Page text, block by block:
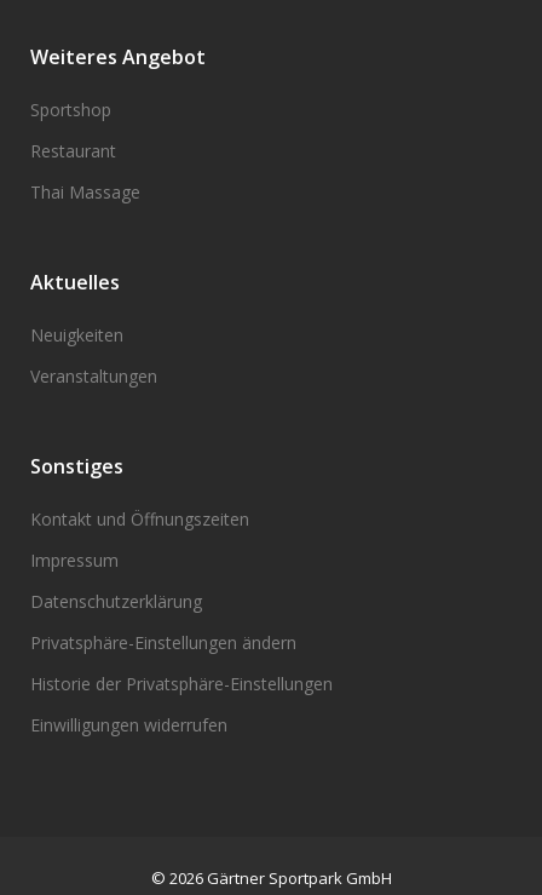
Weiteres Angebot
Sportshop
Restaurant
Thai Massage
Aktuelles
Neuigkeiten
Veranstaltungen
Sonstiges
Kontakt und Öffnungszeiten
Impressum
Datenschutzerklärung
Privatsphäre-Einstellungen ändern
Historie der Privatsphäre-Einstellungen
Einwilligungen widerrufen
© 2026 Gärtner Sportpark GmbH